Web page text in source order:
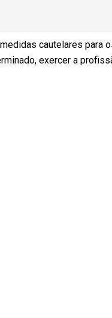
cautelares para
exercer a